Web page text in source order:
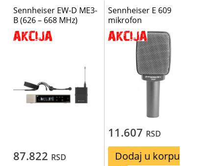
Sennheiser EW-D ME3-
B (626 – 668 MHz)
87.822 RSD
Sennheiser E 609
mikrofon
11.607 RSD
Dodaj u korpu